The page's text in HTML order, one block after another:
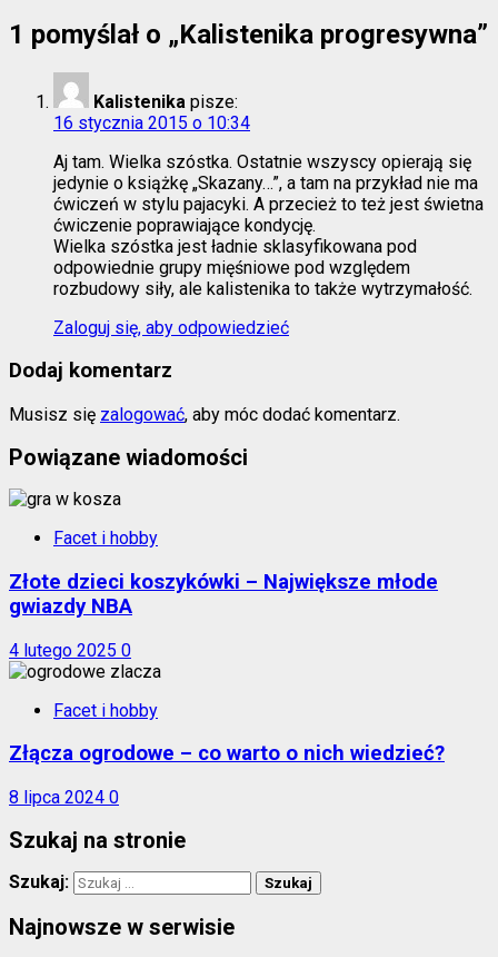
1 pomyślał o „Kalistenika progresywna”
Kalistenika pisze:
16 stycznia 2015 o 10:34
Aj tam. Wielka szóstka. Ostatnie wszyscy opierają się
jedynie o książkę „Skazany…”, a tam na przykład nie ma
ćwiczeń w stylu pajacyki. A przecież to też jest świetna
ćwiczenie poprawiające kondycję.
Wielka szóstka jest ładnie sklasyfikowana pod
odpowiednie grupy mięśniowe pod względem
rozbudowy siły, ale kalistenika to także wytrzymałość.
Zaloguj się, aby odpowiedzieć
Dodaj komentarz
Musisz się zalogować, aby móc dodać komentarz.
Powiązane wiadomości
Facet i hobby
Złote dzieci koszykówki – Największe młode
gwiazdy NBA
4 lutego 2025 0
Facet i hobby
Złącza ogrodowe – co warto o nich wiedzieć?
8 lipca 2024 0
Szukaj na stronie
Szukaj:
Najnowsze w serwisie